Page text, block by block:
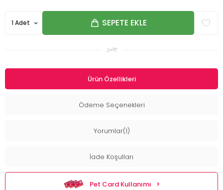
SEPETE EKLE
Ürün Özellikleri
Ödeme Seçenekleri
Yorumlar(1)
İade Koşulları
Pet Card Kullanımı